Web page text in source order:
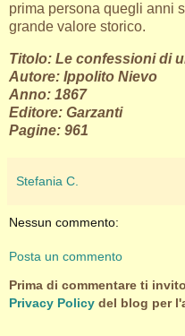
prima persona quegli anni
grande valore storico.
Titolo: Le confessioni di
Autore: Ippolito Nievo
Anno: 1867
Editore: Garzanti
Pagine: 961
Stefania C.
Nessun commento:
Posta un commento
Prima di commentare ti
Privacy Policy del blog per